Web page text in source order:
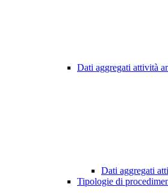
Dati aggregati attività
Dati aggregati
Tipologie di